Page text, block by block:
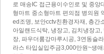
로 매송IC 접근용이수인로 및 중앙
형마트 중소형마트 편의점 병의원
ed조명, 보안cctv친환경자재, 층간
아일랜드식탁, 냉장고, 김치냉장고
장, 파우더룸강마루시공, 3연동슬
라스 타입실입주금3,000만원~생